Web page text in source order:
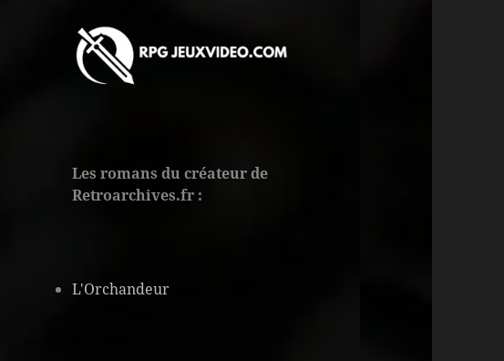
Les romans du créateur de
Retroarchives.fr :
L'Orchandeur